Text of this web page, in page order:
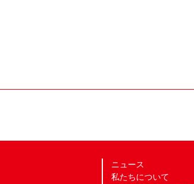
ニュース
私たちについて